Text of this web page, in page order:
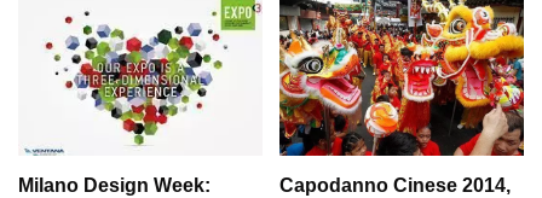
Milano Design Week:
Capodanno Cinese 2014,